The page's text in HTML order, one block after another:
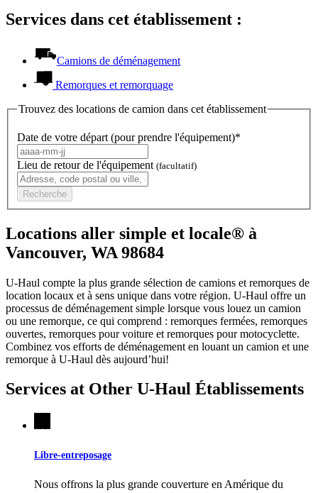
Services dans cet établissement :
Camions de déménagement
Remorques et remorquage
Trouvez des locations de camion dans cet établissement
Date de votre départ (pour prendre l'équipement)*
Lieu de retour de l'équipement (facultatif)
Recherche
Locations aller simple et locale® à
Vancouver, WA 98684
U-Haul compte la plus grande sélection de camions et remorques de
location locaux et à sens unique dans votre région. U-Haul offre un
processus de déménagement simple lorsque vous louez un camion
ou une remorque, ce qui comprend : remorques fermées, remorques
ouvertes, remorques pour voiture et remorques pour motocyclette.
Combinez vos efforts de déménagement en louant un camion et une
remorque à U-Haul dès aujourd’hui!
Services at Other U-Haul Établissements
Libre-entreposage
Nous offrons la plus grande couverture en Amérique du